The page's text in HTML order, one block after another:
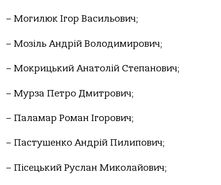
– Могилюк Ігор Васильович;
– Мозіль Андрій Володимирович;
– Мокрицький Анатолій Степанович;
– Мурза Петро Дмитрович;
– Паламар Роман Ігорович;
– Пастушенко Андрій Пилипович;
– Пісецький Руслан Миколайович;